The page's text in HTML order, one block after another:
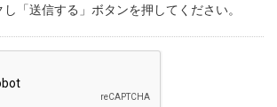
「送信する」ボタンを押してください。